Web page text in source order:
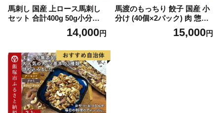
馬刺し 国産 上ロース馬刺し
セット 合計400g 50g小分け
《7-14日以内に出荷予定(土日
祝除く)》 たてがみ コーネ ブ
食用 肉 馬ロース 絶品 牛肉よ
りヘルシー 馬肉 熊本県玉東
町 送料無料
14,000円
馬渡のもっちり 餃子 国産 小
分け (40個×2パック) 肉 惣菜
人気 おすすめ 簡単 グルメ 冷
凍 豚肉 野菜 加工品15,000円